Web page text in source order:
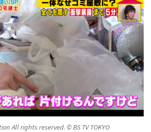
All rights reserved. © BS TV TOKYO